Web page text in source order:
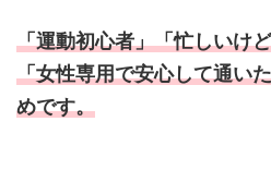
「運動初心者」「忙しいけ
「女性専用で安心して通い
めです。